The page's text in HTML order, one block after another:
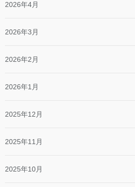
2026年4月
2026年3月
2026年2月
2026年1月
2025年12月
2025年11月
2025年10月